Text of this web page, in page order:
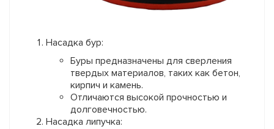
Насадка бур:
Буры предназначены для сверления
твердых материалов, таких как бетон,
кирпич и камень.
Отличаются высокой прочностью и
долговечностью.
Насадка липучка: